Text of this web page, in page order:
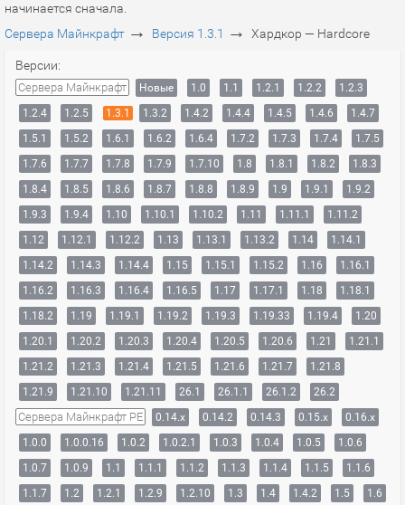
начинается сначала.
Сервера Майнкрафт → Версия 1.3.1 → Хардкор — Hardcore
Версии:
Сервера Майнкрафт Новые 1.0 1.1 1.2.1 1.2.2
1.2.3
1.2.4
1.2.5 1.3.1 1.3.2 1.4.2 1.4.4 1.4.5 1.4.6
1.4.7
1.5.1
1.5.2 1.6.1 1.6.2 1.6.4 1.7.2 1.7.3 1.7.4
1.7.5
1.7.6
1.7.7 1.7.8 1.7.9 1.7.10 1.8 1.8.1 1.8.2
1.8.3
1.8.4
1.8.5 1.8.6 1.8.7 1.8.8 1.8.9 1.9 1.9.1
1.9.2
1.9.3
1.9.4 1.10 1.10.1 1.10.2 1.11 1.11.1
1.11.2
1.12
1.12.1 1.12.2 1.13 1.13.1 1.13.2 1.14
1.14.1
1.14.2
1.14.3 1.14.4 1.15 1.15.1 1.15.2 1.16
1.16.1
1.16.2
1.16.3 1.16.4 1.16.5 1.17 1.17.1 1.18
1.18.1
1.18.2
1.19 1.19.1 1.19.2 1.19.3 1.19.33 1.19.4
1.20
1.20.1
1.20.2 1.20.3 1.20.4 1.20.5 1.20.6 1.21
1.21.1
1.21.2
1.21.3 1.21.4 1.21.5 1.21.6 1.21.7
1.21.8
1.21.9
1.21.10 1.21.11 26.1 26.1.1 26.1.2 26.2
Сервера Майнкрафт PE 0.14.x 0.14.2 0.14.3 0.15.x
0.16.x
1.0.0
1.0.0.16 1.0.2 1.0.2.1 1.0.3 1.0.4 1.0.5
1.0.6
1.0.7
1.0.9 1.1 1.1.1 1.1.2 1.1.3 1.1.4 1.1.5
1.1.6
1.1.7
1.2 1.2.1 1.2.9 1.2.10 1.3 1.4 1.4.2 1.5
1.6